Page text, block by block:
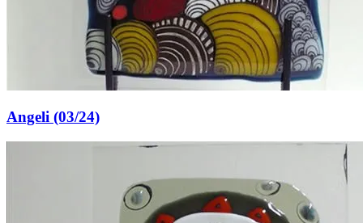
Angeli (03/24)